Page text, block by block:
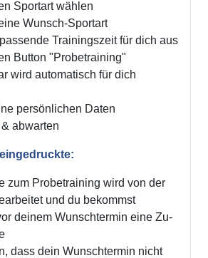
Sportart wählen
Wunsch-Sportart
Trainingszeit für dich aus
Button "Probetraining"
wird automatisch für dich
persönlichen Daten
abwarten
zum Probetraining wird von der
und du bekommst
deinem Wunschtermin eine Zu-
dass dein Wunschtermin nicht